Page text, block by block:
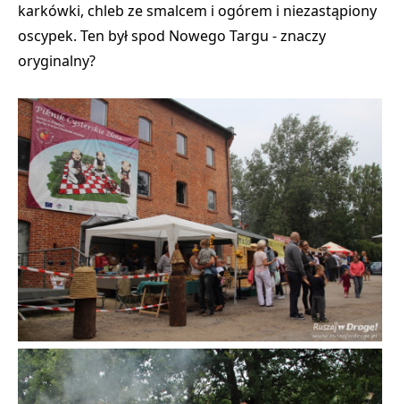
karkówki, chleb ze smalcem i ogórem i niezastąpiony
oscypek. Ten był spod Nowego Targu - znaczy
oryginalny?